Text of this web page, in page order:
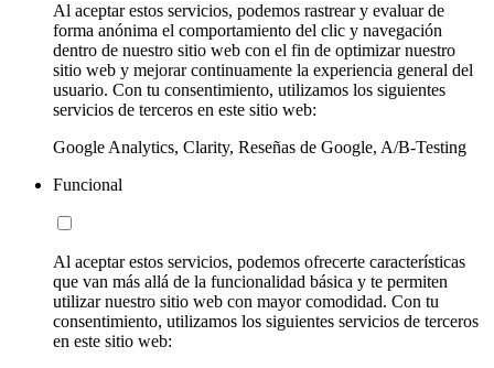
Al aceptar estos servicios, podemos rastrear y evaluar de
forma anónima el comportamiento del clic y navegación
dentro de nuestro sitio web con el fin de optimizar nuestro
sitio web y mejorar continuamente la experiencia general del
usuario. Con tu consentimiento, utilizamos los siguientes
servicios de terceros en este sitio web:
Google Analytics, Clarity, Reseñas de Google, A/B-Testing
Funcional
Al aceptar estos servicios, podemos ofrecerte características
que van más allá de la funcionalidad básica y te permiten
utilizar nuestro sitio web con mayor comodidad. Con tu
consentimiento, utilizamos los siguientes servicios de terceros
en este sitio web: